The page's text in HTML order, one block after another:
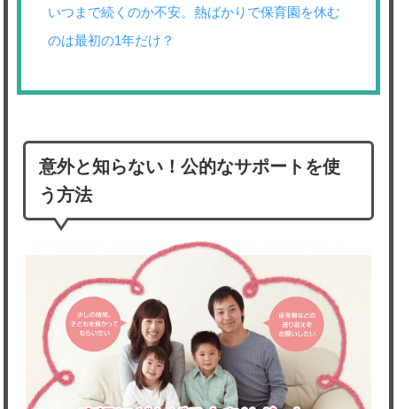
いつまで続くのか不安。熱ばかりで保育園を休む
のは最初の1年だけ？
意外と知らない！公的なサポートを使
う方法